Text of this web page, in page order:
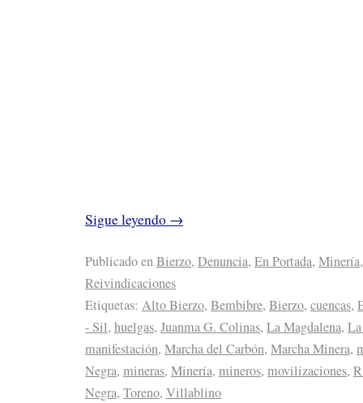
Sigue leyendo →
Publicado enBierzo, Denuncia, En Portada, Minería,
Reivindicaciones
Etiquetas: Alto Bierzo, Bembibre, Bierzo, cuencas,
- Sil, huelgas, Juanma G. Colinas, La Magdalena,
manifestación, Marcha del Carbón, Marcha Minera,
Negra, mineras, Minería, mineros, movilizaciones,
Negra, Toreno, Villablino